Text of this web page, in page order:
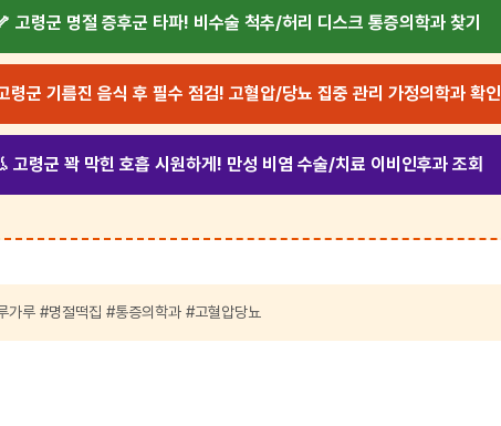
고령군 명절 증후군 타파! 비수술 척추/허리 디스크 통증의학과 찾기
령군 기름진 음식 후 필수 점검! 고혈압/당뇨 집중 관리 가정의학과 확인
고령군 꽉 막힌 호흡 시원하게! 만성 비염 수술/치료 이비인후과 조회
루 #명절떡집 #통증의학과 #고혈압당뇨